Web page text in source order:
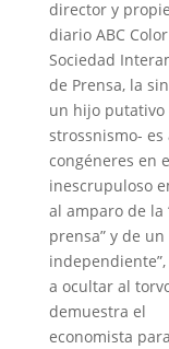
director y
diario ABC
Sociedad
de Prensa, la
un hijo putativo
strossnismo-
congéneres en
inescrupuloso
al amparo de la
prensa” y de
a ocultar al
demuestra el
economista